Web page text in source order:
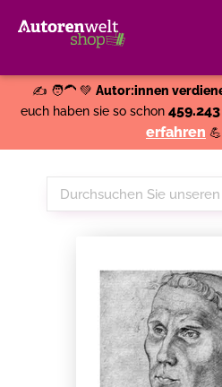
✍️ 🧑‍🦱 💚 Autor:innen
euch haben sie so schon
erfahren
Durchsuchen
Sie